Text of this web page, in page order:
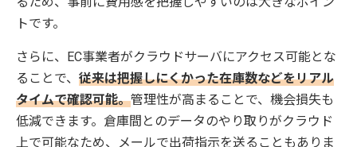
トです。
さらに、EC事業者がクラウドサーバにアクセス可能とな
ることで、 従来は把握しにくかった在庫数などをリアル
タイムで確認可能。管理性が高まることで、機会損失も
低減できます。倉庫間とのデータのやり取りがクラウド
上で可能なため、メールで出荷指示を送ることもありま